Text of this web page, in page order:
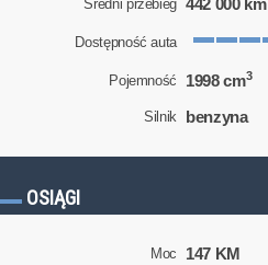
Średni przebieg 442 000 km
Dostępność auta
Pojemność 1998 cm3
Silnik benzyna
OSIĄGI
Moc 147 KM